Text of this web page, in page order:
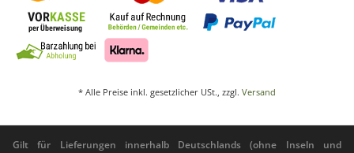
* Alle Preise inkl. gesetzlicher USt., zzgl. Versand
Gilt für Lieferungen innerhalb Deutschlands (ohne Inseln und